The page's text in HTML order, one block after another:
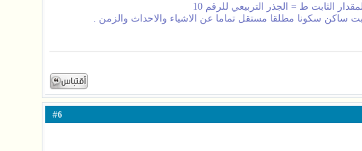
الثابت ط = الجذر التربيعي للرقم 10
ساكن سكونا مطلقا مستقل تماما عن الاشياء والاحداث والزمن .
6